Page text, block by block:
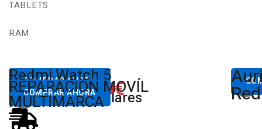
TABLETS
RAM
Desde80,00€
COMPRAR AHORA
Redmi Watch 5
Xiaomi
Desde650.00€
COMPRAR AHORA
REPARACIÓN MOVÍL
MULTIMARCA
Productos Populares